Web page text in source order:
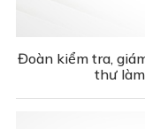
Đoàn kiểm tra,
thư